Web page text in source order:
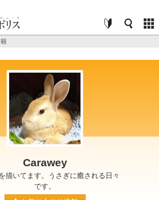
Carawey
描いてます。うさぎに癒される日々
です。